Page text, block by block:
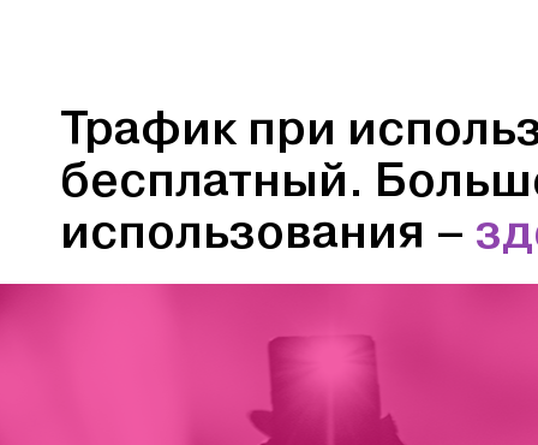
Трафик при
бесплатный.
использования –